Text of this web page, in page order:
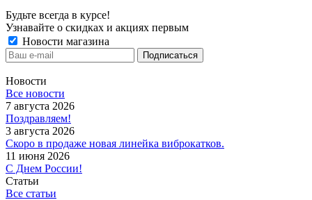
Будьте всегда в курсе!
Узнавайте о скидках и акциях первым
Новости магазина
Новости
Все новости
7 августа 2026
Поздравляем!
3 августа 2026
Скоро в продаже новая линейка виброкатков.
11 июня 2026
С Днем России!
Статьи
Все статьи